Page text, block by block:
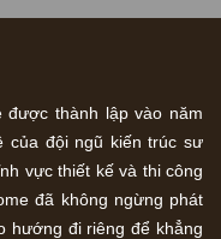
được thành lập vào năm
của đội ngũ kiến trúc sư
vực thiết kế và thi công
đã không ngừng phát
hướng đi riêng để khẳng